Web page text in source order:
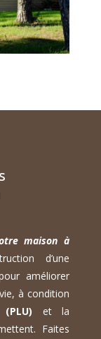
maison à
d’une
améliorer
à condition
et la
Faites